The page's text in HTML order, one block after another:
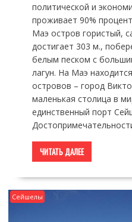
политической и
проживает 90%
Маэ остров гористый,
достигает 303 м.,
белым песком с
лагун. На Маэ
островов – город
маленькая столица в
единственный порт
ЧИТАТЬ ДАЛЕЕ
Сейшелы